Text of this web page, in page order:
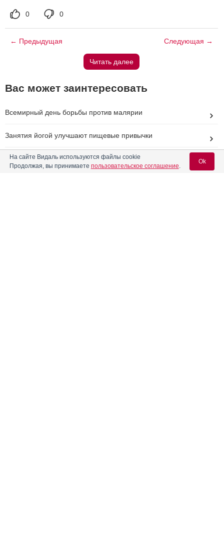
0 0
← Предыдущая Следующая →
Читать далее
Вас может заинтересовать
Всемирный день борьбы против малярии
Занятия йогой улучшают пищевые привычки
FDA предоставило препарату Creon дополнительное
разрешение
На сайте Видаль используются файлы cookie
Продолжая, вы принимаете пользовательское соглашение.
Ok